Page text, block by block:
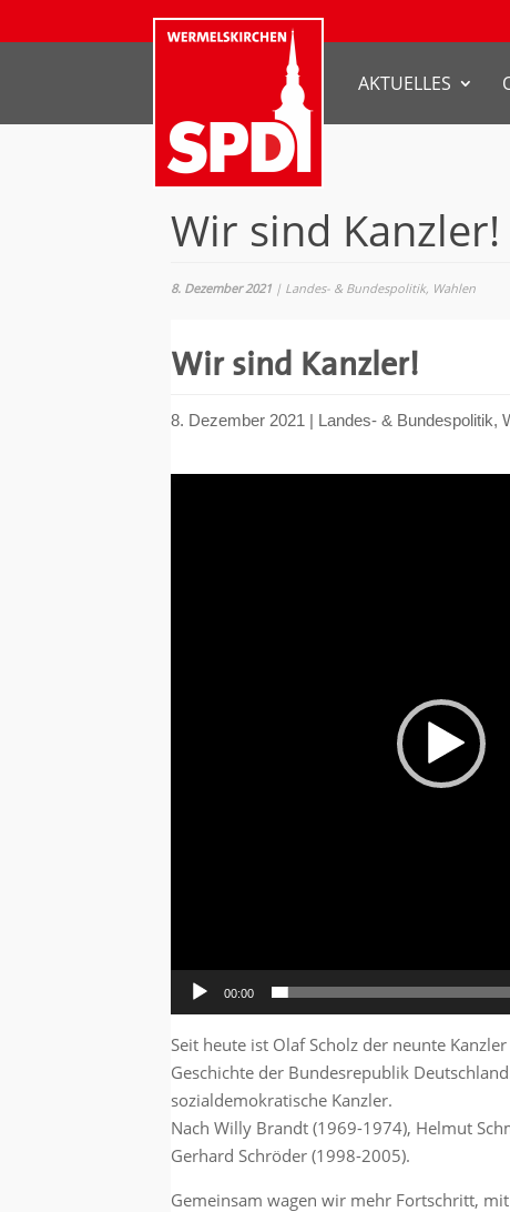
AKTUELLES
Wir sind Kanzler!
8. Dezember 2021 | Landes- & Bundespolitik, Wahlen
Wir sind Kanzler!
8. Dezember 2021 | Landes- & Bundespolitik,
00:00
Seit heute ist Olaf Scholz der neunte
Geschichte der Bundesrepublik
sozialdemokratische Kanzler.
Nach Willy Brandt (1969-1974), Helmut
Gerhard Schröder (1998-2005).
Gemeinsam wagen wir mehr Fortschritt,